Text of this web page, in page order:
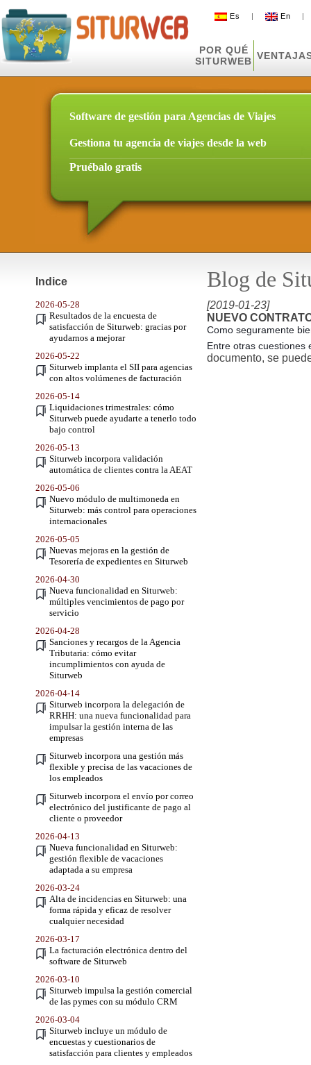
Es | En
POR QUÉ
SITURWEB
Software de gestión para Agencias de Viajes
Gestiona tu agencia de viajes desde la web
Pruébalo gratis
Indice Blog de
2026-05-28
Resultados de la encuesta de
satisfacción de Siturweb: gracias por
ayudarnos a mejorar
2026-05-22
Siturweb implanta el SII para agencias
con altos volúmenes de facturación
2026-05-14
Liquidaciones trimestrales: cómo
Siturweb puede ayudarte a tenerlo todo
bajo control
2026-05-13
Siturweb incorpora validación
automática de clientes contra la AEAT
2026-05-06
Nuevo módulo de multimoneda en
Siturweb: más control para operaciones
internacionales
2026-05-05
Nuevas mejoras en la gestión de
Tesorería de expedientes en Siturweb
2026-04-30
Nueva funcionalidad en Siturweb:
múltiples vencimientos de pago por
servicio
2026-04-28
Sanciones y recargos de la Agencia
Tributaria: cómo evitar
incumplimientos con ayuda de
Siturweb
2026-04-14
Siturweb incorpora la delegación de
RRHH: una nueva funcionalidad para
impulsar la gestión interna de las
empresas
Siturweb incorpora una gestión más
flexible y precisa de las vacaciones de
los empleados
Siturweb incorpora el envío por correo
electrónico del justificante de pago al
cliente o proveedor
2026-04-13
Nueva funcionalidad en Siturweb:
gestión flexible de vacaciones
adaptada a su empresa
2026-03-24
Alta de incidencias en Siturweb: una
forma rápida y eficaz de resolver
cualquier necesidad
2026-03-17
La facturación electrónica dentro del
software de Siturweb
2026-03-10
Siturweb impulsa la gestión comercial
de las pymes con su módulo CRM
2026-03-04
Siturweb incluye un módulo de
encuestas y cuestionarios de
satisfacción para clientes y empleados
[2019-01-23]
NUEVO
Como seguramente
Entre otras cuestiones
documento, se